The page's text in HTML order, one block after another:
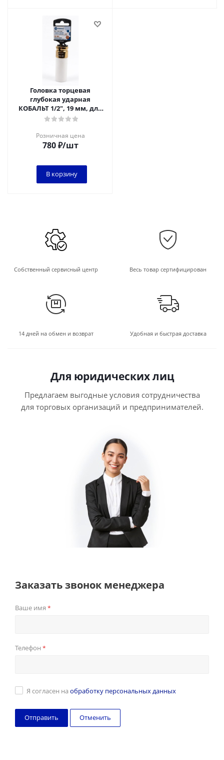
Головка торцевая
глубокая ударная
КОБАЛЬТ 1/2", 19 мм, для
легкосплавных колесных
Розничная цена
780₽/шт
В корзину
Собственный сервисный центр Весь товар сертифицирован
14 дней на обмен и возврат Удобная и быстрая доставка
Для юридических лиц
Предлагаем выгодные условия сотрудничества
для торговых организаций и предпринимателей.
Заказать звонок менеджера
Ваше имя *
Телефон *
Я согласен на обработку персональных данных
Отменить